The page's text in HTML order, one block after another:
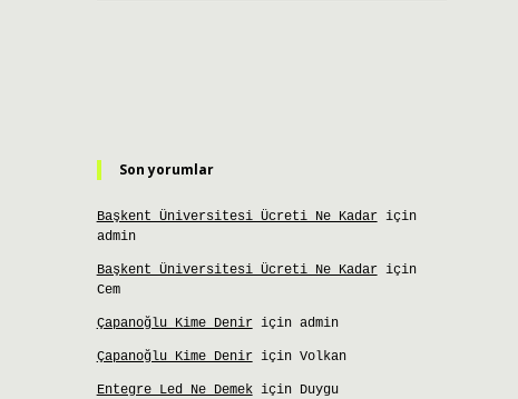
Son yorumlar
Başkent Üniversitesi Ücreti Ne Kadariçin
admin
Başkent Üniversitesi Ücreti Ne Kadariçin
Cem
Çapanoğlu Kime Deniriçin admin
Çapanoğlu Kime Deniriçin Volkan
Entegre Led Ne Demekiçin Duygu